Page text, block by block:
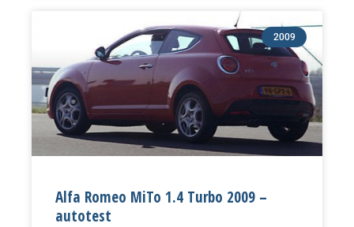
2009
Alfa Romeo MiTo 1.4 Turbo 2009 –
autotest